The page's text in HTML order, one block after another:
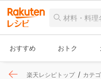
おすすめ おトク
楽天レシピトップ カテ